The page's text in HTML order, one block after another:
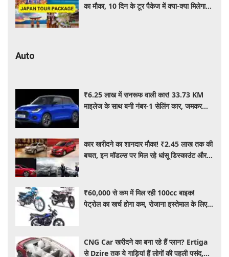
का मौका, 10 दिन के टूर पैकेज में क्या-क्या मिलेगा?
Auto
₹6.25 लाख में सनरूफ वाली कार! 33.73 KM
माइलेज के साथ बनी नंबर-1 सेलिंग कार, जमकर
कार खरीदने का शानदार मौका! ₹2.45 लाख तक की
बचत, इन मॉडल्स पर मिल रहे धांसू डिस्काउंट और
₹60,000 से कम में मिल रही 100cc बाइक!
पेट्रोल का खर्च होगा कम, रोजाना इस्तेमाल के लिए है
CNG Car खरीदने का बना रहे हैं प्लान? Ertiga
से Dzire तक ये गाड़ियां हैं लोगों की पहली पसंद,